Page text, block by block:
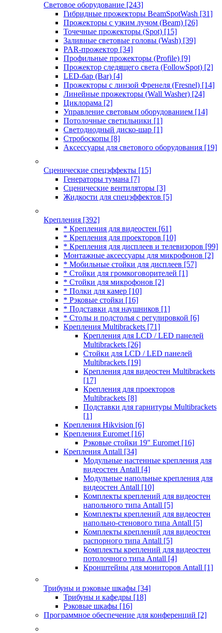
Световое оборудование [243]
Гибридные прожекторы BeamSpotWash [31]
Прожекторы с узким лучом (Beam) [26]
Точечные прожекторы (Spot) [15]
Заливные световые головы (Wash) [39]
PAR-прожектор [34]
Профильные прожекторы (Profile) [9]
Прожектор следящего света (FollowSpot) [2]
LED-бар (Bar) [4]
Прожекторы с линзой Френеля (Fresnel) [14]
Линейные прожекторы (Wall Washer) [24]
Циклорама [2]
Управление световым оборудованием [14]
Потолочные светильники [1]
Светодиодный диско-шар [1]
Стробоскопы [8]
Аксессуары для светового оборудования [19]
Сценические спецэффекты [15]
Генераторы тумана [7]
Сценические вентиляторы [3]
Жидкости для спецэффектов [5]
Крепления [392]
* Крепления для видеостен [61]
* Крепления для проекторов [10]
* Крепления для дисплеев и телевизоров [99]
Монтажные аксессуары для микрофонов [2]
* Мобильные стойки для дисплеев [57]
* Стойки для громкоговорителей [1]
* Стойки для микрофонов [2]
* Полки для камер [10]
* Рэковые стойки [16]
* Подставки для наушников [1]
* Столы и подстолья с регулировкой [6]
Крепления Multibrackets [71]
Крепления для LCD / LED панелей
Multibrackets [26]
Стойки для LCD / LED панелей
Multibrackets [19]
Крепления для видеостен Multibrackets
[17]
Крепления для проекторов
Multibrackets [8]
Подставки для гарнитуры Multibrackets
[1]
Крепления Hikvision [6]
Крепления Euromet [16]
Рэковые стойки 19" Euromet [16]
Крепления Antall [34]
Модульные настенные крепления для
видеостен Antall [4]
Модульные напольные крепления для
видеостен Antall [10]
Комплекты креплений для видеостен
напольного типа Antall [5]
Комплекты креплений для видеостен
напольно-стенового типа Antall [5]
Комплекты креплений для видеостен
распорного типа Antall [5]
Комплекты креплений для видеостен
потолочного типа Antall [4]
Кронштейны для мониторов Antall [1]
Трибуны и рэковые шкафы [34]
Трибуны и кафедры [18]
Рэковые шкафы [16]
Программное обеспечение для конференций [2]